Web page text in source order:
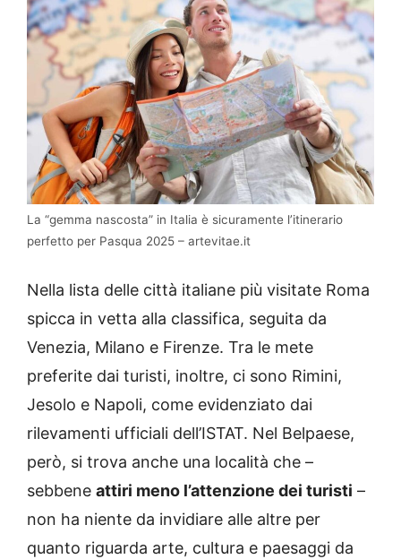
La “gemma nascosta” in Italia è sicuramente l’itinerario
perfetto per Pasqua 2025 – artevitae.it
Nella lista delle città italiane più visitate Roma
spicca in vetta alla classifica, seguita da
Venezia, Milano e Firenze. Tra le mete
preferite dai turisti, inoltre, ci sono Rimini,
Jesolo e Napoli, come evidenziato dai
rilevamenti ufficiali dell’ISTAT. Nel Belpaese,
però, si trova anche una località che –
sebbene attiri meno l’attenzione dei turisti –
non ha niente da invidiare alle altre per
quanto riguarda arte, cultura e paesaggi da